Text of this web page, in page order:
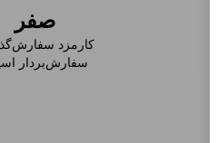
صفر
سفارش‌بردار اسپات